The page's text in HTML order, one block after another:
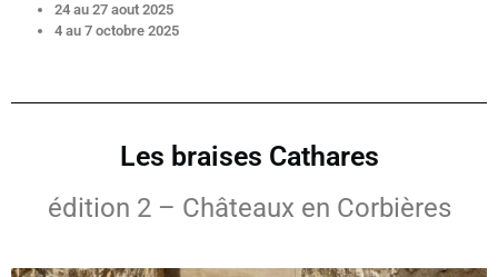
24 au 27 aout 2025
4 au 7 octobre 2025
Les braises Cathares
édition 2 – Châteaux en Corbières